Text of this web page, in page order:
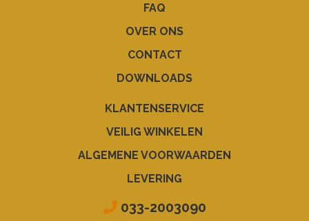
FAQ
OVER ONS
CONTACT
DOWNLOADS
KLANTENSERVICE
VEILIG WINKELEN
ALGEMENE VOORWAARDEN
LEVERING
033-2003090